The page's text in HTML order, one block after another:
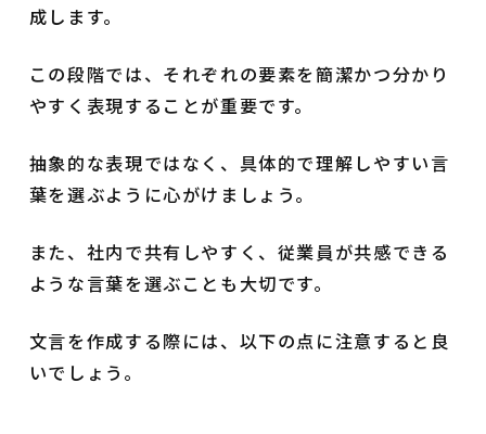
成します。
この段階では、それぞれの要素を簡潔かつ分かり
やすく表現することが重要です。
抽象的な表現ではなく、具体的で理解しやすい言
葉を選ぶように心がけましょう。
また、社内で共有しやすく、従業員が共感できる
ような言葉を選ぶことも大切です。
文言を作成する際には、以下の点に注意すると良
いでしょう。